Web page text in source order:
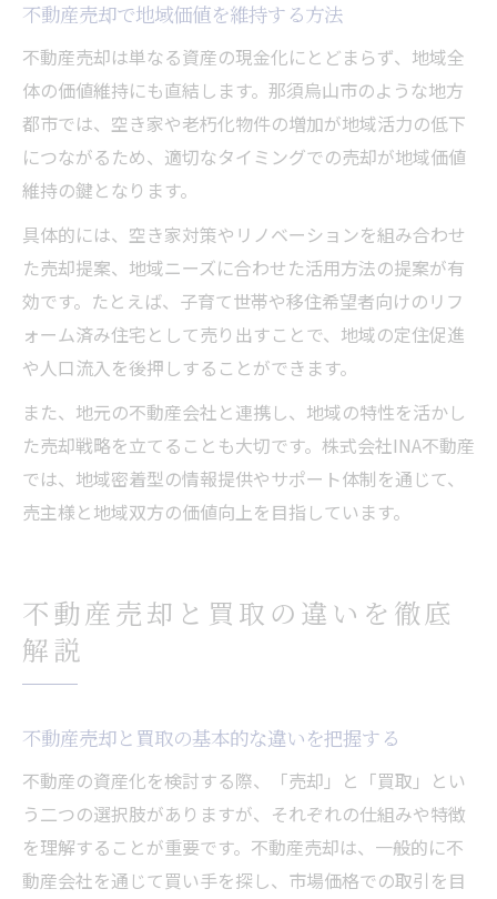
不動産売却で地域価値を維持する方法
不動産売却は単なる資産の現金化にとどまらず、地域全
体の価値維持にも直結します。那須烏山市のような地方
都市では、空き家や老朽化物件の増加が地域活力の低下
につながるため、適切なタイミングでの売却が地域価値
維持の鍵となります。
具体的には、空き家対策やリノベーションを組み合わせ
た売却提案、地域ニーズに合わせた活用方法の提案が有
効です。たとえば、子育て世帯や移住希望者向けのリフ
ォーム済み住宅として売り出すことで、地域の定住促進
や人口流入を後押しすることができます。
また、地元の不動産会社と連携し、地域の特性を活かし
た売却戦略を立てることも大切です。株式会社INA不動産
では、地域密着型の情報提供やサポート体制を通じて、
売主様と地域双方の価値向上を目指しています。
不動産売却と買取の違いを徹底
解説
不動産売却と買取の基本的な違いを把握する
不動産の資産化を検討する際、「売却」と「買取」とい
う二つの選択肢がありますが、それぞれの仕組みや特徴
を理解することが重要です。不動産売却は、一般的に不
動産会社を通じて買い手を探し、市場価格での取引を目